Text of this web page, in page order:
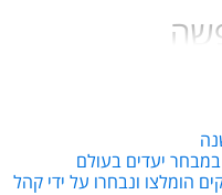
חופשה לכל
במבחר יעדים בעולם
הומלצו ונבחרו על ידי קהל